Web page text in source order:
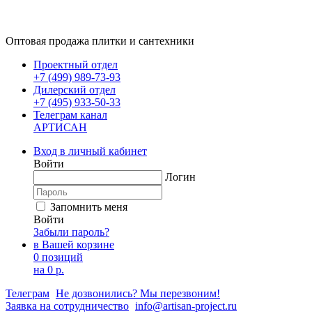
Оптовая продажа плитки и сантехники
Проектный отдел
+7 (499) 989-73-93
Дилерский отдел
+7 (495) 933-50-33
Телеграм канал
АРТИСАН
Вход в личный кабинет
Войти
Логин
Запомнить меня
Войти
Забыли пароль?
в Вашей корзине
0 позиций
на 0 р.
Телеграм Не дозвонились? Мы перезвоним!
Заявка на сотрудничество info@artisan-project.ru